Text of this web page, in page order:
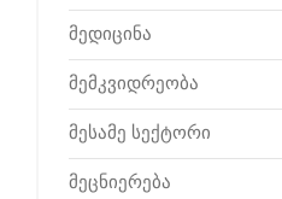
მედიცინა
მემკვიდრეობა
მესამე სექტორი
მეცნიერება